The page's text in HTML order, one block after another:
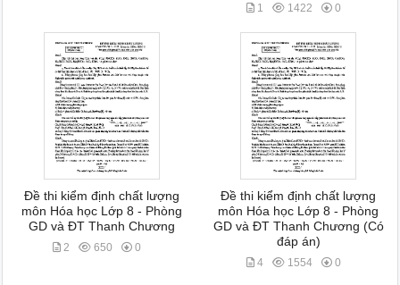
1 1422 0
Đề thi kiểm định chất lượng
môn Hóa học Lớp 8 - Phòng
GD và ĐT Thanh Chương
2 650 0
Đề thi kiểm định chất lượng
môn Hóa học Lớp 8 - Phòng
GD và ĐT Thanh Chương (Có
đáp án)
4 1554 0